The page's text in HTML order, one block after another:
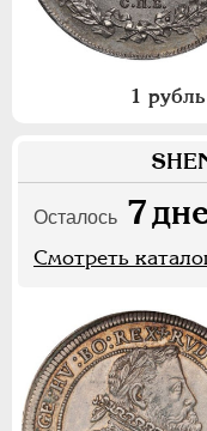
1
Осталось 7
Смотреть